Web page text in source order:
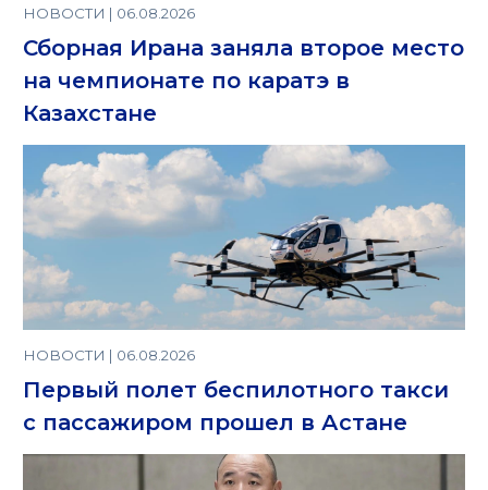
НОВОСТИ | 06.08.2026
Сборная Ирана заняла второе место
на чемпионате по каратэ в
Казахстане
НОВОСТИ | 06.08.2026
Первый полет беспилотного такси
с пассажиром прошел в Астане